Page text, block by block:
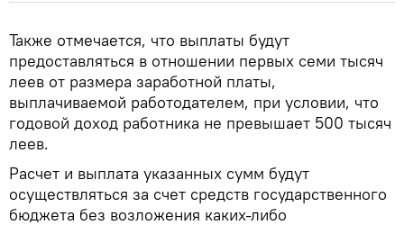
Также отмечается, что выплаты будут
предоставляться в отношении первых семи тысяч
леев от размера заработной платы,
выплачиваемой работодателем, при условии, что
годовой доход работника не превышает 500 тысяч
леев.
Расчет и выплата указанных сумм будут
осуществляться за счет средств государственного
бюджета без возложения каких-либо